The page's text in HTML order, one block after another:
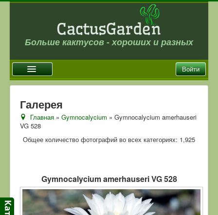
Больше кактусов - хороших и разных
Войти
Новости
Галерея
Магазин
Отзывы
Ссылки
Контакты
Галерея
Главная »Gymnocalycium » Gymnocalycium amerhauseri
VG 528
Общее количество фотографий во всех категориях: 1,925
Gymnocalycium amerhauseri VG 528